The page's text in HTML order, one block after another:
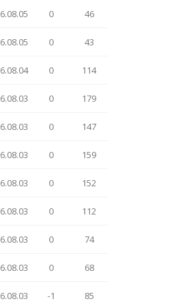
0 46
0 43
0 114
0 179
0 147
0 159
0 152
0 112
0 74
0 68
-1 85